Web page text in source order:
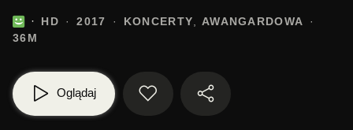
HD 2017 KONCERTY
AWANGARDOWA
36M
Oglądaj